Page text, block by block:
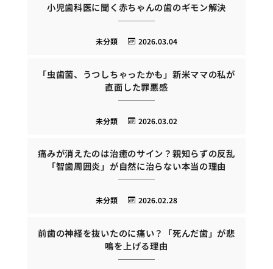
小児歯科医に聞く赤ちゃんの歯のギモン解決
2026.03.04
未分類
「虫歯菌、うつしちゃったかも」新米ママの私が
直面した罪悪感
2026.03.02
未分類
痛みが消えたのは治癒のサイン？親知らずの反乱
「智歯周囲炎」が自然に治らない本当の理由
2026.02.28
未分類
前歯の神経を抜いたのに痛い？「死んだ歯」が悲
鳴を上げる理由